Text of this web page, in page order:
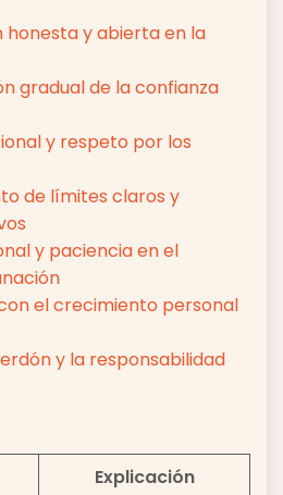
honesta y abierta en la
gradual de la confianza
y respeto por los
de límites claros y
y paciencia en el
el crecimiento personal
y la responsabilidad
Explicación